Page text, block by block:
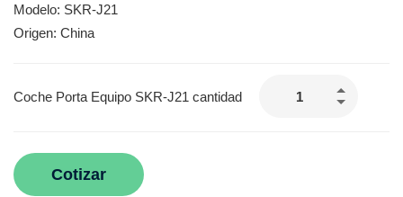
Modelo: SKR-J21
Origen: China
Coche Porta Equipo SKR-J21 cantidad
Cotizar